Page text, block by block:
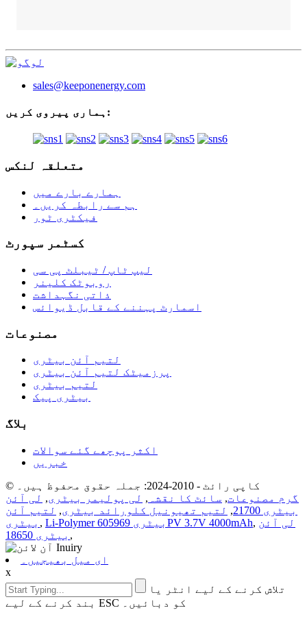
sales@keeponenergy.com
ہماری پیروی کریں:
متعلقہ لنکس
ہمارے بارے میں
ہم سے رابطہ کریں۔
فیکٹری ٹور
کسٹمر سپورٹ
لیپ ٹاپ / ٹیبلٹ پی سی
روبوٹک کلینر
ذاتی نگہداشت
اسمارٹ پہننے کے قابل ڈیوائس
مصنوعات
لتیم آئن بیٹری
پرزمیٹک لتیم آئن بیٹری
لتیم بیٹری
بیٹری پیک
بلاگ
اکثر پوچھے گئے سوالات
خبریں
© کاپی رائٹ - 2010-2024: جملہ حقوق محفوظ ہیں۔
گرم مصنوعات, سائٹ کا نقشہ , لی پولیمر بیٹری, لی آئن
بیٹری 21700
, لتیم تھیونیل کلورائد بیٹری, لتیم آئن
بیٹری , Li-Polymer بیٹری 605969PV 3.7V 4000mAh, لی آئن
بیٹری 18650 ,
ای میل بھیجیں۔
x
تلاش کرنے کے لیے انٹر یا
بند کرنے کے لیے ESC کو دبائیں۔